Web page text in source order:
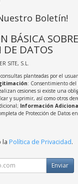
Boletín!
BÁSICA SOBRE
DE DATOS
SITE, S.L.
planteadas por el
: Consentimiento del
cesiones si existe una
y suprimir, así como otros
Información
de Protección de Datos
la Política de Privacidad.
Enviar